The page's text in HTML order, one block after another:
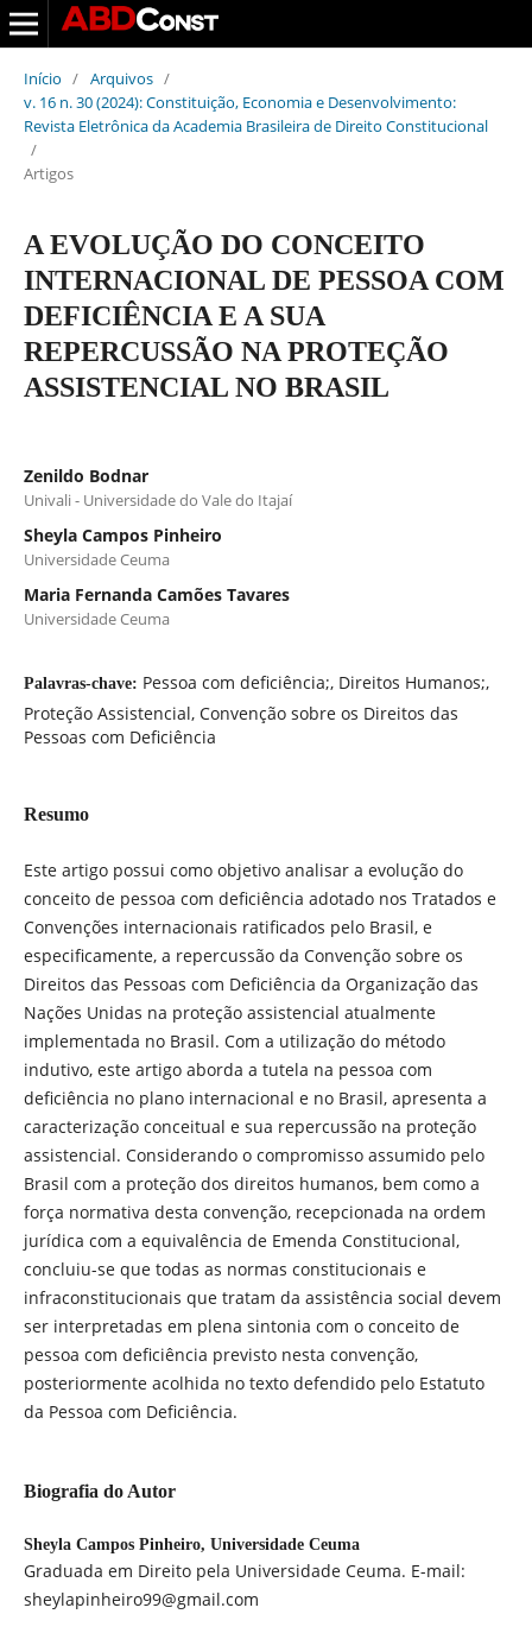
Início / Arquivos /
v. 16 n. 30 (2024): Constituição, Economia e Desenvolvimento:
Revista Eletrônica da Academia Brasileira de Direito Constitucional
/
Artigos
A EVOLUÇÃO DO CONCEITO
INTERNACIONAL DE PESSOA COM
DEFICIÊNCIA E A SUA
REPERCUSSÃO NA PROTEÇÃO
ASSISTENCIAL NO BRASIL
Zenildo Bodnar
Univali - Universidade do Vale do Itajaí
Sheyla Campos Pinheiro
Universidade Ceuma
Maria Fernanda Camões Tavares
Universidade Ceuma
Palavras-chave: Pessoa com deficiência;, Direitos Humanos;,
Proteção Assistencial, Convenção sobre os Direitos das
Pessoas com Deficiência
Resumo
Este artigo possui como objetivo analisar a evolução do
conceito de pessoa com deficiência adotado nos Tratados e
Convenções internacionais ratificados pelo Brasil, e
especificamente, a repercussão da Convenção sobre os
Direitos das Pessoas com Deficiência da Organização das
Nações Unidas na proteção assistencial atualmente
implementada no Brasil. Com a utilização do método
indutivo, este artigo aborda a tutela na pessoa com
deficiência no plano internacional e no Brasil, apresenta a
caracterização conceitual e sua repercussão na proteção
assistencial. Considerando o compromisso assumido pelo
Brasil com a proteção dos direitos humanos, bem como a
força normativa desta convenção, recepcionada na ordem
jurídica com a equivalência de Emenda Constitucional,
concluiu-se que todas as normas constitucionais e
infraconstitucionais que tratam da assistência social devem
ser interpretadas em plena sintonia com o conceito de
pessoa com deficiência previsto nesta convenção,
posteriormente acolhida no texto defendido pelo Estatuto
da Pessoa com Deficiência.
Biografia do Autor
Sheyla Campos Pinheiro, Universidade Ceuma
Graduada em Direito pela Universidade Ceuma. E-mail:
sheylapinheiro99@gmail.com